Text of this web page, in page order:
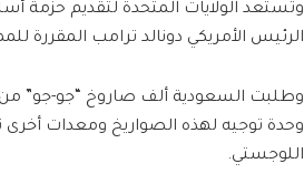
الرئيس الأمريكي دونالد ترامب المقررة
وحدة توجيه لهذه الصواريخ ومعدات
اللوجستي.